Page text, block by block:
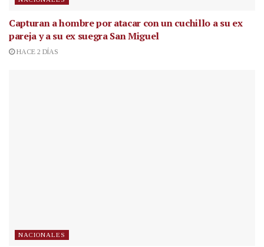
Capturan a hombre por atacar con un cuchillo a su ex
pareja y a su ex suegra San Miguel
HACE 2 DÍAS
NACIONALES